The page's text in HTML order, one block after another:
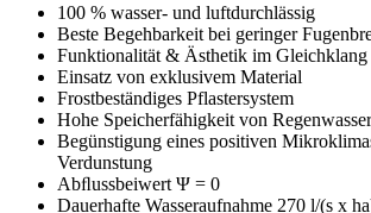
100 % wasser- und luftdurchlässig
Beste Begehbarkeit bei geringer
Funktionalität & Ästhetik im Gleichklang
Einsatz von exklusivem Material
Frostbeständiges Pflastersystem
Hohe Speicherfähigkeit von Regenwasser
Begünstigung eines positiven
Verdunstung
Abﬂussbeiwert Ψ = 0
Dauerhafte Wasseraufnahme 270 l/(s x